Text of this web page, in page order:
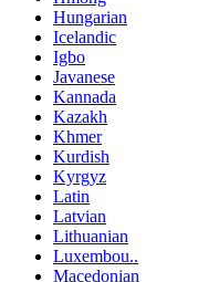
Hungarian
Icelandic
Igbo
Javanese
Kannada
Kazakh
Khmer
Kurdish
Kyrgyz
Latin
Latvian
Lithuanian
Luxembou..
Macedonian